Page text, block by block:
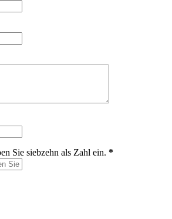
Sie siebzehn als Zahl ein. *